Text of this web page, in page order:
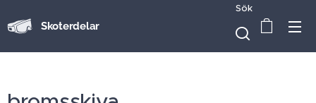
Skoterdelar
Sök